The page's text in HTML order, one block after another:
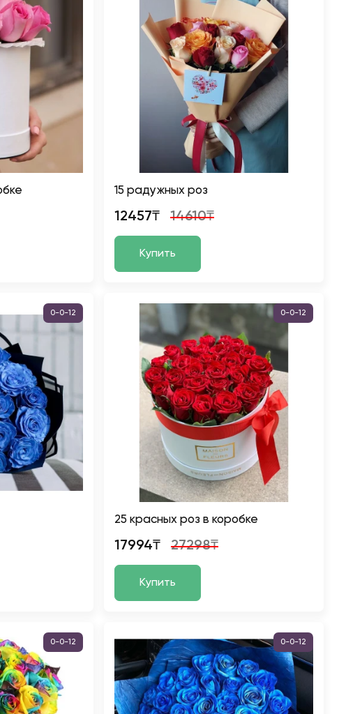
15 радужных роз
12457₸ 14610₸
Купить
0-0-12 0-0-12
25 красных роз в коробке
17994₸ 27298₸
Купить
0-0-12 0-0-12